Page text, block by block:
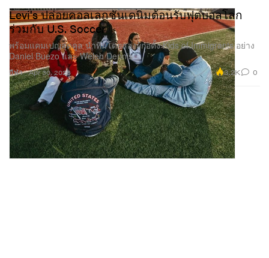
กีฬา
Levi's ปล่อยคอลเลกชันเดนิมต้อนรับฟุตบอลโลก
ร่วมกับ U.S. Soccer
พร้อมแคมเปญสุดคูล นำทีมโดยสองผู้ก่อตั้ง Kids of Immigrants อย่าง
Daniel Buezo และ Weleh Dennis
Apr 30, 2026 3.2K 0